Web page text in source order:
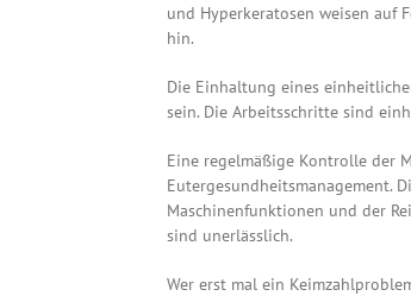
und Hyperkeratosen weisen auf
hin.
Die Einhaltung eines
sein. Die Arbeitsschritte sind
Eine regelmäßige Kontrolle der
Eutergesundheitsmanagement.
Maschinenfunktionen und der
sind unerlässlich.
Wer erst mal ein